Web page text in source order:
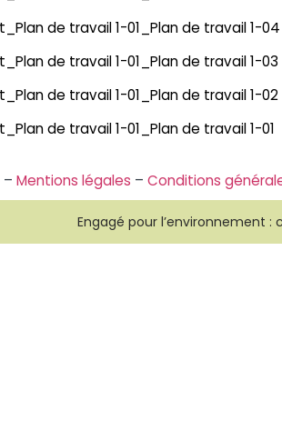
– Mentions légales – Conditions
Engagé pour l’environnement